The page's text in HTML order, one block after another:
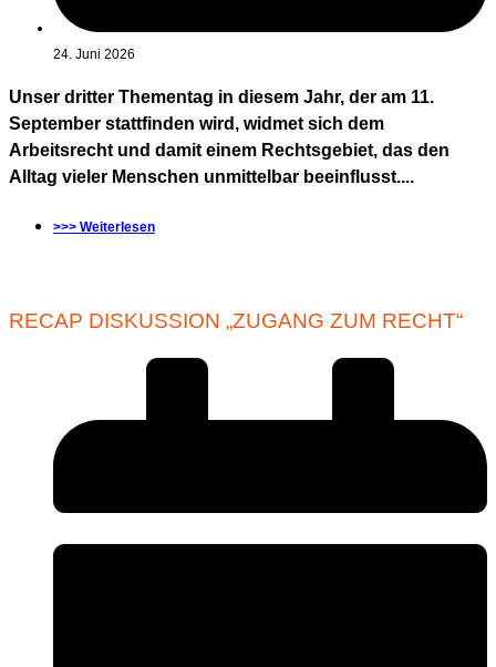
24. Juni 2026
Unser dritter Thementag in diesem Jahr, der am 11.
September stattfinden wird, widmet sich dem
Arbeitsrecht und damit einem Rechtsgebiet, das den
Alltag vieler Menschen unmittelbar beeinflusst....
>>> Weiterlesen
RECAP DISKUSSION „ZUGANG ZUM RECHT“